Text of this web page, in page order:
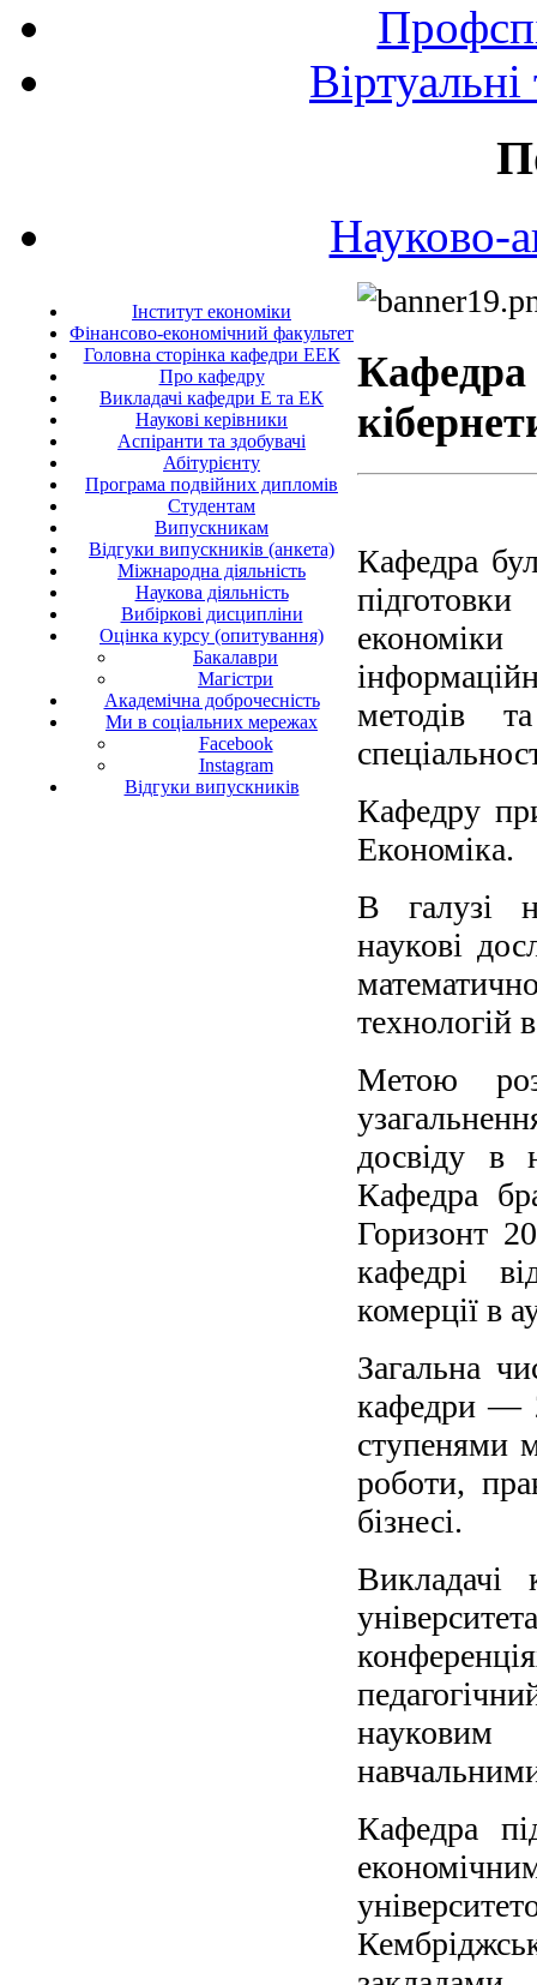
Науково-
Інститут економіки
Фінансово-економічний факультет
Головна сторінка кафедри ЕЕК
Про кафедру
Викладачі кафедри Е та ЕК
Наукові керівники
Аспіранти та здобувачі
Абітурієнту
Програма подвійних дипломів
Студентам
Випускникам
Відгуки випускників (анкета)
Міжнародна діяльність
Наукова діяльність
Вибіркові дисципліни
Оцінка курсу (опитування)
Бакалаври
Магістри
Академічна доброчесність
Ми в соціальних мережах
Facebook
Instagram
Відгуки випускників
Кафедра
Кафедра
економіки
методів
Кафедру
Економіка.
В галузі
наукові
технологій
Метою
досвіду в
Кафедра
Горизонт
кафедрі
комерції в
Загальна
кафедри —
ступенями
роботи,
бізнесі.
Викладачі
Кафедра